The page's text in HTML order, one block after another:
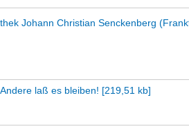
Johann Christian Senckenberg
laß es bleiben! [219,51 kb]